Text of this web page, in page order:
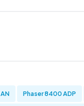
Phaser 8400 ADP